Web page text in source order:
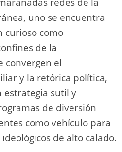
uno se encuentra
curioso como
de la
convergen el
y la retórica política,
estrategia sutil y
de diversión
como vehículo para
de alto calado.